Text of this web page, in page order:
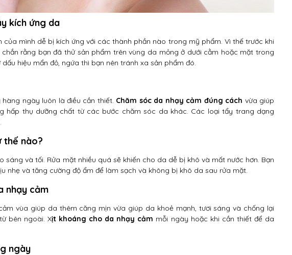
kích ứng da
mình dễ bị kích ứng với các thành phần nào trong mỹ phẩm. Vì thế trước khi
rằng bạn đã thử sản phẩm trên vùng da mỏng ở dưới cằm hoặc mặt trong
hiệu mẩn đỏ, ngứa thì bạn nên tránh xa sản phẩm đó.
ngày luôn là điều cần thiết. Chăm sóc da nhạy cảm đúng cách vừa giúp
hấp thụ dưỡng chất từ các bước chăm sóc da khác. Các loại tẩy trang dạng
thế nào?
sáng và tối. Rửa mặt nhiều quá sẽ khiến cho da dễ bị khô và mất nước hơn. Bạn
nhẹ và tăng cường độ ẩm để làm sạch và không bị khô da sau rửa mặt.
nhạy cảm
vùa giúp da thêm căng mịn vừa giúp da khoẻ mạnh, tươi sáng và chống lại
bên ngoài. Xịt khoáng cho da nhạy cảm mỗi ngày hoặc khi cần thiết để da
ngày